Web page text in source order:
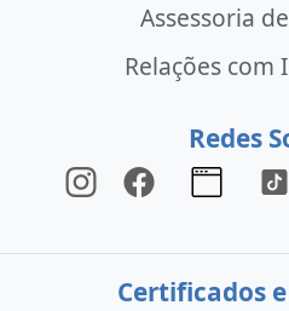
Assessoria
Relações com
Redes
Certificados